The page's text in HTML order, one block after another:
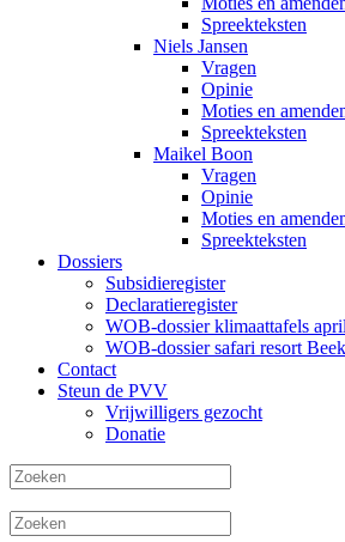
Spreekteksten
Niels Jansen
Vragen
Opinie
Moties en
Spreekteksten
Maikel Boon
Vragen
Opinie
Moties en
Spreekteksten
Dossiers
Subsidieregister
Declaratieregister
WOB-dossier klimaattafels
WOB-dossier safari resort
Contact
Steun de PVV
Vrijwilligers gezocht
Donatie